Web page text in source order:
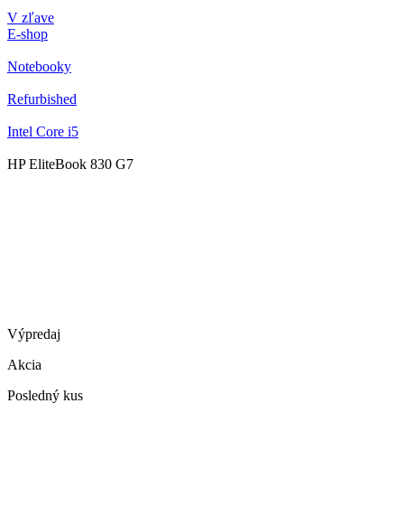
V zľave
E-shop
Notebooky
Refurbished
Intel Core i5
HP EliteBook 830 G7
Výpredaj
Akcia
Posledný kus